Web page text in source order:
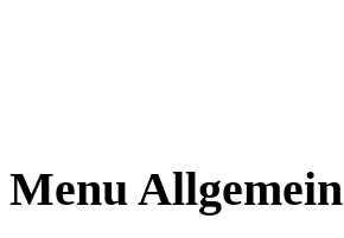
Menu Allgemein